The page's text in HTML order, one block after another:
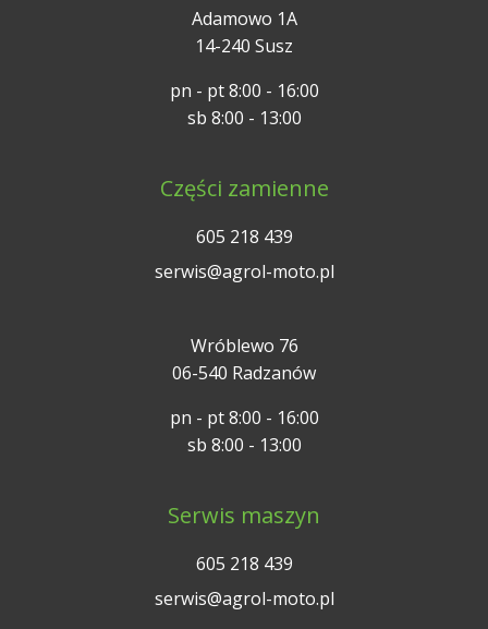
Adamowo 1A
14-240 Susz
pn - pt 8:00 - 16:00
sb 8:00 - 13:00
Części zamienne
605 218 439
serwis@agrol-moto.pl
Wróblewo 76
06-540 Radzanów
pn - pt 8:00 - 16:00
sb 8:00 - 13:00
Serwis maszyn
605 218 439
serwis@agrol-moto.pl